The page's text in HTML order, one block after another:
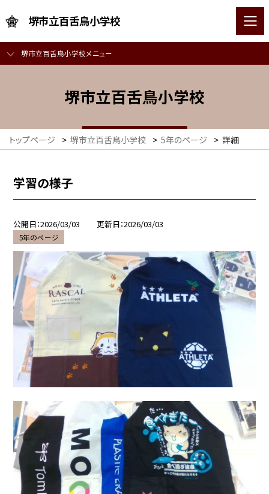
堺市立百舌鳥小学校
堺市立百舌鳥小学校メニュー
堺市立百舌鳥小学校
トップページ > 堺市立百舌鳥小学校 > 5年のページ > 詳細
学習の様子
公開日 2026/03/03 更新日 2026/03/03
5年のページ